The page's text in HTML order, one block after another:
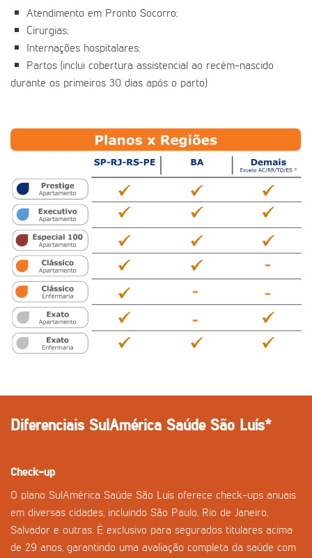
Atendimento em Pronto Socorro;
Cirurgias;
Internações hospitalares;
Partos (inclui cobertura assistencial ao recém-nascido
durante os primeiros 30 dias após o parto)
Diferenciais SulAmérica Saúde São Luís*
Check-up
O plano SulAmérica Saúde São Luís oferece check-ups anuais
em diversas cidades, incluindo São Paulo, Rio de Janeiro,
Salvador e outras. É exclusivo para segurados titulares acima
de 29 anos, garantindo uma avaliação completa da saúde com